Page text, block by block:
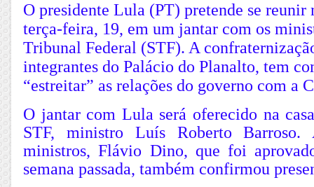
O presidente Lula (PT) pretende se reunir
terça-feira, 19, em um jantar com os
Tribunal Federal (STF). A
integrantes do Palácio do Planalto, tem
“estreitar” as relações do governo com a
O jantar com Lula será oferecido na
STF, ministro Luís Roberto Barroso.
ministros, Flávio Dino, que foi
semana passada, também confirmou